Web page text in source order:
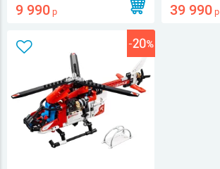
9 990 р 39 990 р